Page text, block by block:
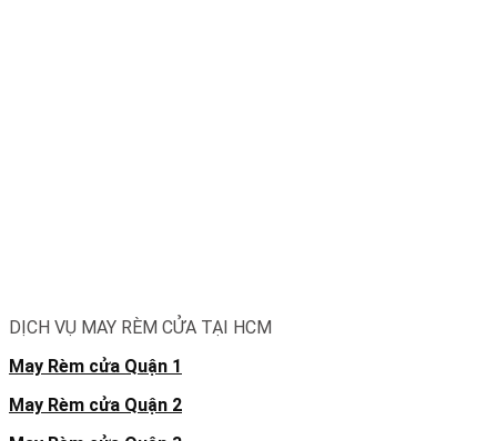
DỊCH VỤ MAY RÈM CỬA TẠI HCM
May Rèm cửa Quận 1
May Rèm cửa Quận 2